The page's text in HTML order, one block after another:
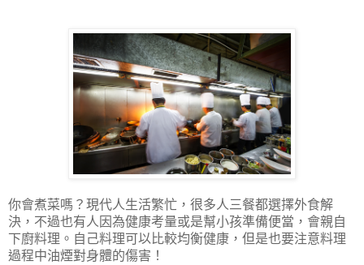
你會煮菜嗎？現代人生活繁忙，很多人三餐都選擇外食解
決，不過也有人因為健康考量或是幫小孩準備便當，會親自
下廚料理。自己料理可以比較均衡健康，但是也要注意料理
過程中油煙對身體的傷害！